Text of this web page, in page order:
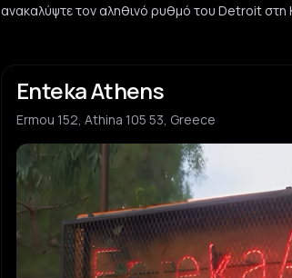
ανακαλύψτε τον αληθινό ρυθμό του Detroit στη
Enteka Athens
Ermou 152, Athina 105 53, Greece